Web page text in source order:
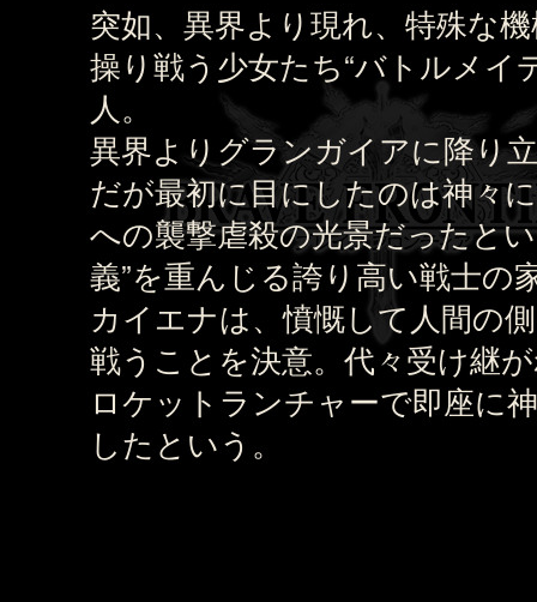
突如、異界より現れ、特殊な
操り戦う少女たち“バトルメイ
人。
異界よりグランガイアに降り
だが最初に目にしたのは神々
への襲撃虐殺の光景だったと
義”を重んじる誇り高い戦士の
カイエナは、憤慨して人間の
戦うことを決意。代々受け継
ロケットランチャーで即座に
したという。